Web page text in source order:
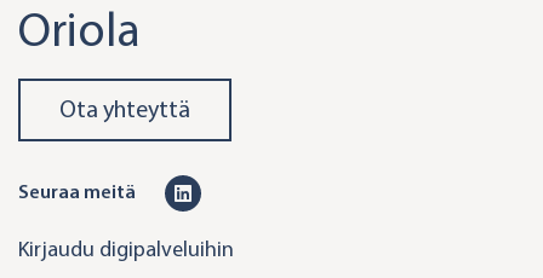
Oriola
Ota yhteyttä
Seuraa meitä
n
Kirjaudu digipalveluihin